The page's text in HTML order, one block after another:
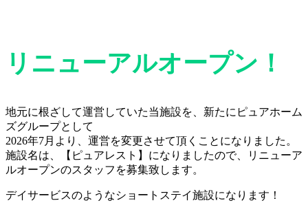
リニューアルオープン！
地元に根ざして運営していた当施設を、新たにピュアホーム
ズグループとして
2026年7月より、運営を変更させて頂くことになりました。
施設名は、【ピュアレスト】になりましたので、リニューア
ルオープンのスタッフを募集致します。
デイサービスのようなショートステイ施設になります！